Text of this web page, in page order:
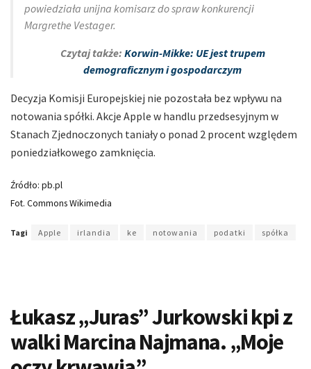
powiedziała unijna komisarz do spraw konkurencji
Margrethe Vestager.
Czytaj także: Korwin-Mikke: UE jest trupem
demograficznym i gospodarczym
Decyzja Komisji Europejskiej nie pozostała bez wpływu na
notowania spółki. Akcje Apple w handlu przedsesyjnym w
Stanach Zjednoczonych taniały o ponad 2 procent względem
poniedziałkowego zamknięcia.
Źródło: pb.pl
Fot. Commons Wikimedia
Tagi Apple irlandia ke notowania podatki spółka
Łukasz „Juras” Jurkowski kpi z
walki Marcina Najmana. „Moje